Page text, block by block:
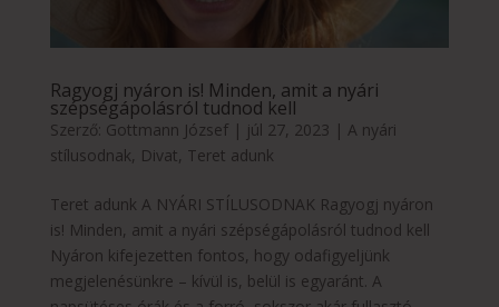
Ragyogj nyáron is! Minden, amit a nyári
szépségápolásról tudnod kell
Szerző: Gottmann József| júl 27, 2023 | A nyári
stílusodnak, Divat, Teret adunk
Teret adunk A NYÁRI STÍLUSODNAK Ragyogj nyáron
is! Minden, amit a nyári szépségápolásról tudnod kell
Nyáron kifejezetten fontos, hogy odafigyeljünk
megjelenésünkre – kívül is, belül is egyaránt. A